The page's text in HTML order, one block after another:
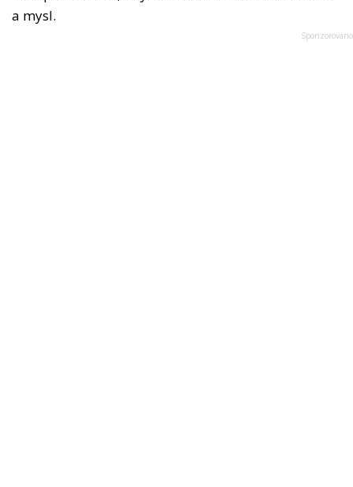
a mysl.